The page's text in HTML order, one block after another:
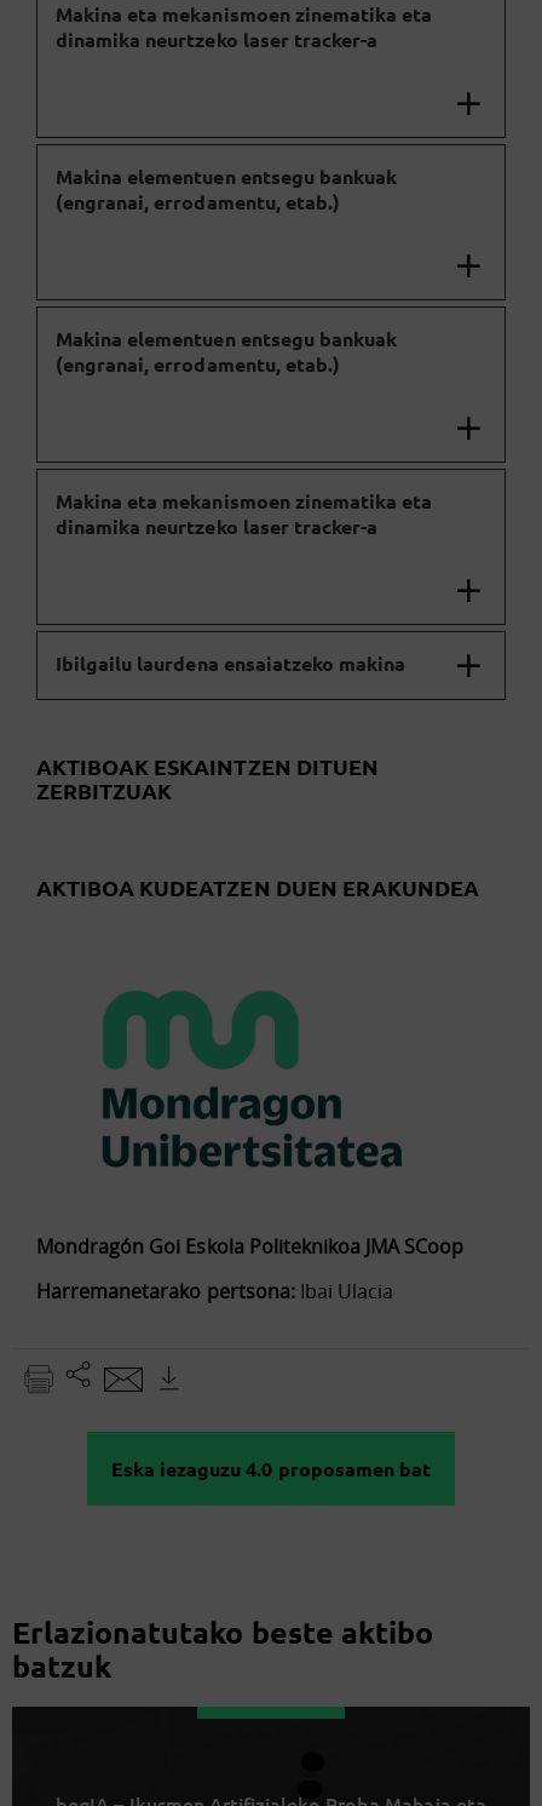
Makina eta mekanismoen zinematika eta
dinamika neurtzeko laser tracker-a
Makina elementuen entsegu bankuak
(engranai, errodamentu, etab.)
Makina elementuen entsegu bankuak
(engranai, errodamentu, etab.)
Makina eta mekanismoen zinematika eta
dinamika neurtzeko laser tracker-a
Ibilgailu laurdena ensaiatzeko makina
AKTIBOAK ESKAINTZEN DITUEN
ZERBITZUAK
AKTIBOA KUDEATZEN DUEN ERAKUNDEA
Mondragón Goi Eskola Politeknikoa JMA SCoop
Harremanetarako pertsona:Ibai Ulacia
Eska iezaguzu 4.0 proposamen bat
Erlazionatutako beste aktibo
batzuk